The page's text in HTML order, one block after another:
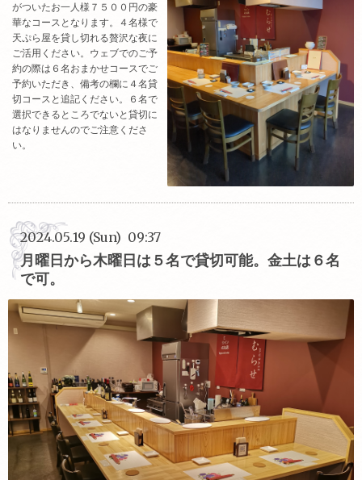
がついたお一人様７５００円の豪
華なコースとなります。４名様で
天ぷら屋を貸し切れる贅沢な夜に
ご活用ください。ウェブでのご予
約の際は６名おまかせコースでご
予約いただき、備考の欄に４名貸
切コースと追記ください。６名で
選択できるところでないと貸切に
はなりませんのでご注意くださ
い。
2024.05.19 (Sun) 09:37
月曜日から木曜日は５名で貸切可能。金土は６名
で可。